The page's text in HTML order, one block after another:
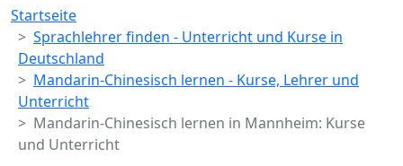
Breadcrumb
Startseite
Sprachlehrer finden - Unterricht und Kurse in
Deutschland
Mandarin-Chinesisch lernen - Kurse, Lehrer und
Unterricht
Mandarin-Chinesisch lernen in Mannheim: Kurse
und Unterricht